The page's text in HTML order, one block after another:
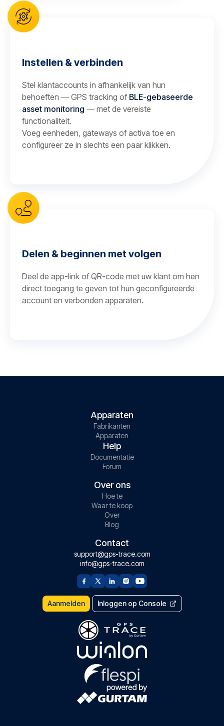
Instellen & verbinden
Stel klantaccounts in afhankelijk van hun
behoeften — GPS tracking of BLE-gebaseerde
asset monitoring — met de vereiste
functionaliteit.
Voeg eenheden, gateways of activa toe en
configureer ze in slechts een paar klikken.
Delen & beginnen met volgen
Deel de app-link of QR-code met uw klant om hen
direct toegang te geven tot hun geconfigureerde
account en verbonden apparaten.
Apparaten
Fabrikanten
Apparaten
Help
Documentatie
Forum
Over ons
Hoe te
Waar te koop
Over
Blog
Contact
support@gps-trace.com
info@gps-trace.com
Aanmelden Inloggen op Console